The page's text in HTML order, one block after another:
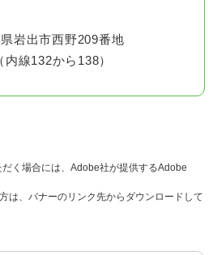
岩出市西野209番地
線132から138）
く場合には、Adobe社が提供するAdobe
は、バナーのリンク先からダウンロードして